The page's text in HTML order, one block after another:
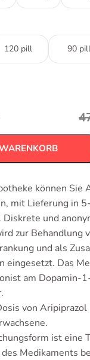
120 pill 90 pill
können Sie
mit Lieferung in
und
zur Behandlung
und als
eingesetzt. Das
am Dopamin-
von
ist eine
Medikaments